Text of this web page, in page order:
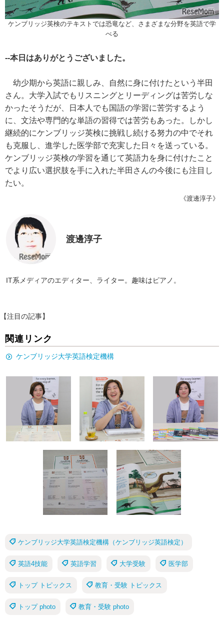
ケンブリッジ英検のテキストでは恐竜など、さまざまな分野を英語で学
べる
--本日はありがとうございました。
幼少期から英語に親しみ、自然に身に付けたという半田
さん。大学入試でもリスニングとリーディングは苦労しな
かったそうだが、日本人でも国語の学習に苦労するよう
に、文法や専門的な単語の習得では苦労もあった。しかし
継続的にケンブリッジ英検に挑戦し続ける努力の中でそれ
も克服し、進学した医学部で充実した日々を送っている。
ケンブリッジ英検の学習を通じて英語力を身に付けたこと
でより広い選択肢を手に入れた半田さんの今後にも注目し
たい。
《渡邊淳子》
渡邊淳子
IT系メディアのエディター、ライター。趣味はピアノ。
【注目の記事】
関連リンク
ケンブリッジ大学英語検定機構
ケンブリッジ大学英語検定機構（ケンブリッジ英語検定）
英語4技能 英語学習 大学受験 医学部
トップ トピックス 教育・受験 トピックス
トップ photo 教育・受験 photo